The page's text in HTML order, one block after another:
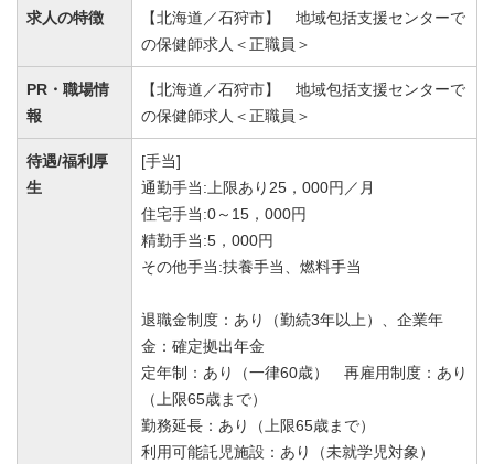
求人の特徴
【北海道／石狩市】 地域包括支援センターで
の保健師求人＜正職員＞
PR・職場情
報
【北海道／石狩市】 地域包括支援センターで
の保健師求人＜正職員＞
待遇/福利厚
生
[手当]
通勤手当:上限あり25，000円／月
住宅手当:0～15，000円
精勤手当:5，000円
その他手当:扶養手当、燃料手当
退職金制度：あり（勤続3年以上）、企業年
金：確定拠出年金
定年制：あり（一律60歳） 再雇用制度：あり
（上限65歳まで）
勤務延長：あり（上限65歳まで）
利用可能託児施設：あり（未就学児対象）